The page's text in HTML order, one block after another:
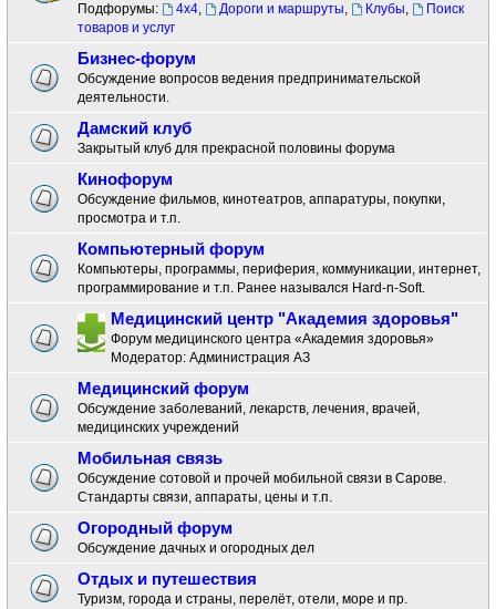
Подфорумы:
4x4, Дороги и маршруты, Клубы,
Поиск
товаров и услуг
Бизнес-форум
Обсуждение вопросов ведения предпринимательской
деятельности.
Дамский клуб
Закрытый клуб для прекрасной половины форума
Кинофорум
Обсуждение фильмов, кинотеатров, аппаратуры, покупки,
просмотра и т.п.
Компьютерный форум
Компьютеры, программы, периферия, коммуникации, интернет,
программирование и т.п. Ранее назывался Hard-n-Soft.
Медицинский центр "Академия здоровья"
Форум медицинского центра «Академия здоровья»
Модератор: Администрация АЗ
Медицинский форум
Обсуждение заболеваний, лекарств, лечения, врачей,
медицинских учреждений
Мобильная связь
Обсуждение сотовой и прочей мобильной связи в Сарове.
Стандарты связи, аппараты, цены и т.п.
Огородный форум
Обсуждение дачных и огородных дел
Отдых и путешествия
Туризм, города и страны, перелёт, отели, море и пр.